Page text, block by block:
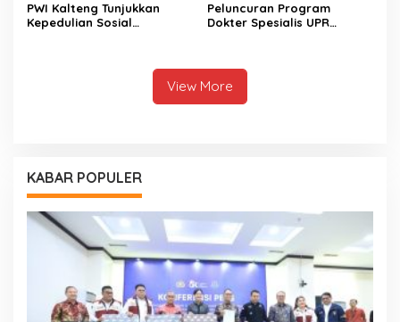
PWI Kalteng Tunjukkan
Kepedulian Sosial
Peluncuran Program
Dokter Spesialis UPR
View More
KABAR POPULER